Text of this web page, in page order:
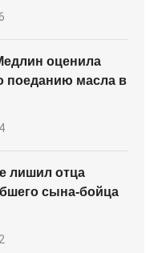
оценила
поеданию масла в
лишил отца
сына-бойца